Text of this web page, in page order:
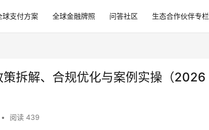
球支付方案 全球金融牌照 问答社区 生态合作伙伴专栏
拆解、合规优化与案例实操（2026
• 阅读 439